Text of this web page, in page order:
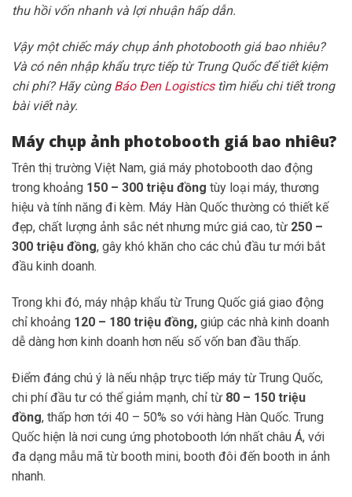
thu hồi vốn nhanh và lợi nhuận hấp dẫn.
Vậy một chiếc máy chụp ảnh photobooth giá bao nhiêu?
Và có nên nhập khẩu trực tiếp từ Trung Quốc để tiết kiệm
chi phí? Hãy cùng Báo Đen Logisticstìm hiểu chi tiết trong
bài viết này.
Máy chụp ảnh photobooth giá bao nhiêu?
Trên thị trường Việt Nam, giá máy photobooth dao động
trong khoảng 150 – 300 triệu đồng tùy loại máy, thương
hiệu và tính năng đi kèm. Máy Hàn Quốc thường có thiết kế
đẹp, chất lượng ảnh sắc nét nhưng mức giá cao, từ 250 –
300 triệu đồng, gây khó khăn cho các chủ đầu tư mới bắt
đầu kinh doanh.
Trong khi đó, máy nhập khẩu từ Trung Quốc giá giao động
chỉ khoảng 120 – 180 triệu đồng, giúp các nhà kinh doanh
dễ dàng hơn kinh doanh hơn nếu số vốn ban đầu thấp.
Điểm đáng chú ý là nếu nhập trực tiếp máy từ Trung Quốc,
chi phí đầu tư có thể giảm mạnh, chỉ từ 80 – 150 triệu
đồng, thấp hơn tới 40 – 50% so với hàng Hàn Quốc. Trung
Quốc hiện là nơi cung ứng photobooth lớn nhất châu Á, với
đa dạng mẫu mã từ booth mini, booth đôi đến booth in ảnh
nhanh.